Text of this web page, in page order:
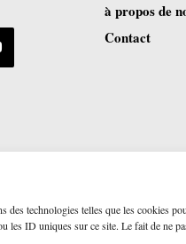
technologies telles que les cookies
les ID uniques sur ce site. Le fait de ne
à propos de
Contact